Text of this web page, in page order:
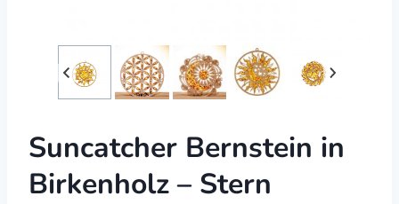
Suncatcher Bernstein in
Birkenholz – Stern